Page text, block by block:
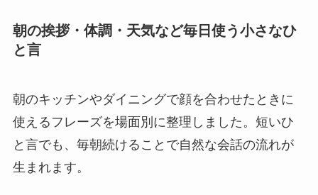
朝の挨拶・体調・天気など毎日使う小さなひ
と言
朝のキッチンやダイニングで顔を合わせたときに
使えるフレーズを場面別に整理しました。短いひ
と言でも、毎朝続けることで自然な会話の流れが
生まれます。